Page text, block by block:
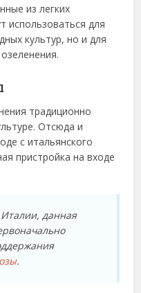
из легких
использоваться для
культур, но и для
традиционно
Отсюда и
с итальянского
пристройка на входе
данная
.